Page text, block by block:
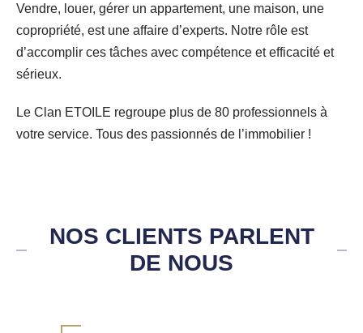
Vendre, louer, gérer un appartement, une maison, une
copropriété, est une affaire d’experts. Notre rôle est
d’accomplir ces tâches avec compétence et efficacité et
sérieux.
Le Clan ETOILE regroupe plus de 80 professionnels à
votre service. Tous des passionnés de l’immobilier !
NOS CLIENTS PARLENT
DE NOUS